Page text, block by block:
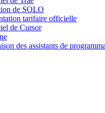
de SOLO
tarifaire officielle
de Cursor
des assistants de